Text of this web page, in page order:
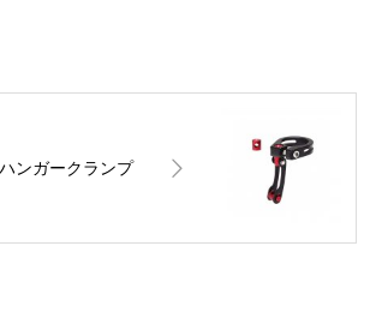
ンガークランプ